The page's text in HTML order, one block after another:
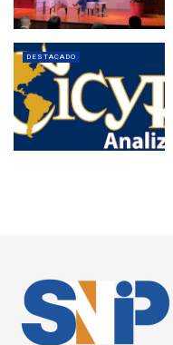
DESTACADO